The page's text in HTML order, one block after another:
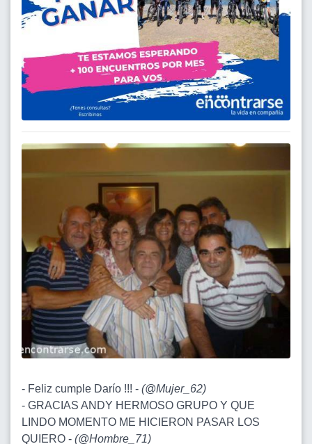
- Feliz cumple Darío !!! - (@Mujer_62)
- GRACIAS ANDY HERMOSO GRUPO Y QUE
LINDO MOMENTO ME HICIERON PASAR LOS
QUIERO - (@Hombre_71)